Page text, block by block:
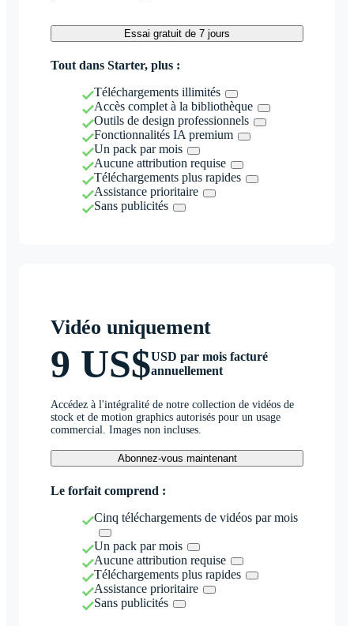
Essai gratuit de 7 jours
Tout dans Starter, plus :
Téléchargements illimités
Accès complet à la bibliothèque
Outils de design professionnels
Fonctionnalités IA premium
Un pack par mois
Aucune attribution requise
Téléchargements plus rapides
Assistance prioritaire
Sans publicités
Vidéo uniquement
9 US$USD par mois facturé
annuellement
Accédez à l'intégralité de notre collection de vidéos de
stock et de motion graphics autorisés pour un usage
commercial. Images non incluses.
Abonnez-vous maintenant
Le forfait comprend :
Cinq téléchargements de vidéos par mois
Un pack par mois
Aucune attribution requise
Téléchargements plus rapides
Assistance prioritaire
Sans publicités